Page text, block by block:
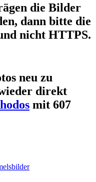
die Bilder
dann bitte die
nicht HTTPS.
neu zu
direkt
mit 607